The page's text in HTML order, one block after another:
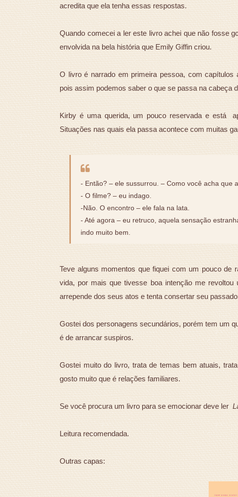
acredita que ela tenha essas respostas.
Quando comecei a ler este livro achei que não fosse
envolvida na bela história que Emily Giffin criou.
O livro é narrado em primeira pessoa, com
pois assim podemos saber o que se passa na cabeça
Kirby é uma querida, um pouco reservada e está
Situações nas quais ela passa acontece com muitas
- Então? – ele sussurrou. – Como você acha que
- O filme? – eu indago.
-Não. O encontro – ele fala na lata.
- Até agora – eu retruco, aquela sensação
indo muito bem.
Teve alguns momentos que fiquei com um pouco de
vida, por mais que tivesse boa intenção me
arrepende dos seus atos e tenta consertar seu
Gostei dos personagens secundários, porém tem um
é de arrancar suspiros.
Gostei muito do livro, trata de temas bem atuais,
gosto muito que é relações familiares.
Se você procura um livro para se emocionar deve ler
Leitura recomendada.
Outras capas: